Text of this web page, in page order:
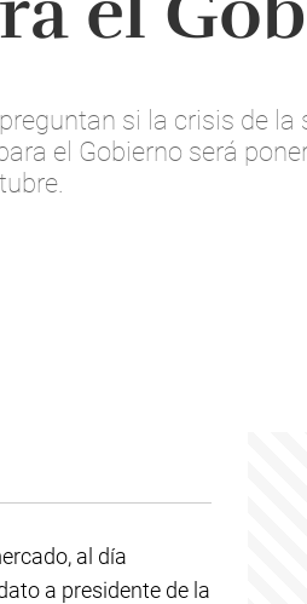
si la crisis de
el Gobierno será
al día
a presidente de la